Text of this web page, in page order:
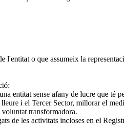
l'entitat o que assumeix la
entitat sense afany de lucre que té
i el Tercer Sector, millorar el
transformadora.
de les activitats incloses en el